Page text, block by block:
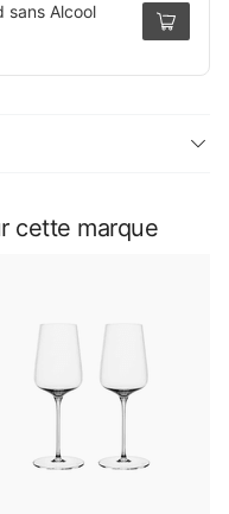
sans Alcool
cette marque